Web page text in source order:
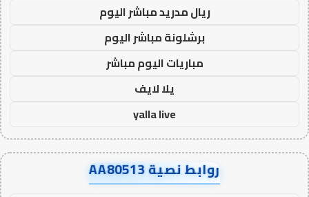
ريال مدريد مباشر اليوم
برشلونة مباشر اليوم
مباريات اليوم مباشر
يلا لايف
yalla live
روابط نصية AA80513